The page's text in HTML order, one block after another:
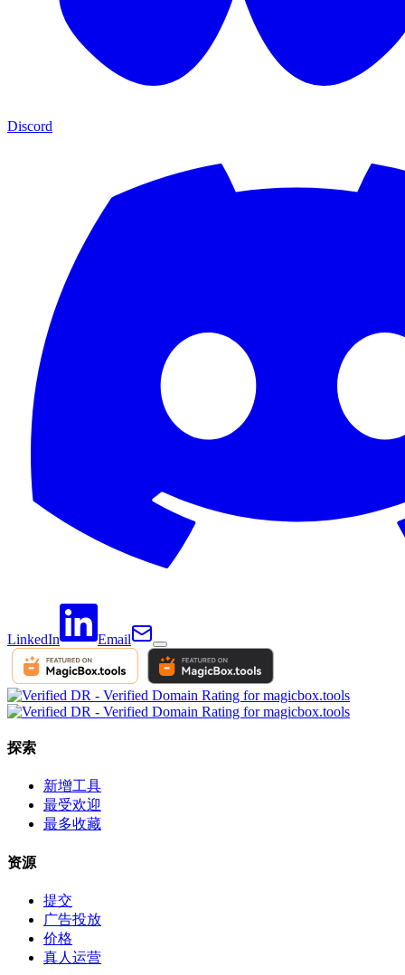
Discord
LinkedIn Email
探索
新增工具
最受欢迎
最多收藏
资源
提交
广告投放
价格
真人运营